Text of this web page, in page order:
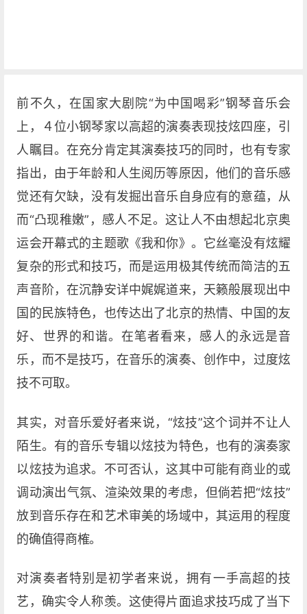
前不久，在国家大剧院“为中国喝彩”钢琴音乐会
上，４位小钢琴家以高超的演奏表现技炫四座，引
人瞩目。在充分肯定其演奏技巧的同时，也有专家
指出，由于年龄和人生阅历等原因，他们的音乐感
觉还有欠缺，没有发掘出音乐自身应有的意蕴，从
而“凸现稚嫩”，感人不足。这让人不由想起北京奥
运会开幕式的主题歌《我和你》。它丝毫没有炫耀
复杂的形式和技巧，而是运用极其传统而简洁的五
声音阶，在沉静安详中娓娓道来，天籁般展现出中
国的民族特色，也传达出了北京的热情、中国的友
好、世界的和谐。在笔者看来，感人的永远是音
乐，而不是技巧，在音乐的演奏、创作中，过度炫
技不可取。
其实，对音乐爱好者来说，“炫技”这个词并不让人
陌生。有的音乐专辑以炫技为特色，也有的演奏家
以炫技为追求。不可否认，这其中可能有商业的或
调动演出气氛、渲染效果的考虑，但倘若把“炫技”
放到音乐存在和艺术审美的场域中，其运用的程度
的确值得商榷。
对演奏者特别是初学者来说，拥有一手高超的技
艺，确实令人称羡。这使得片面追求技巧成了当下